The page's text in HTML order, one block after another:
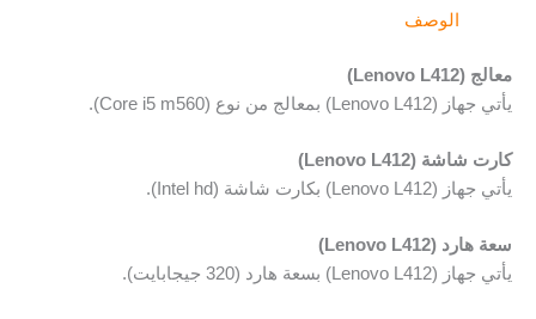
الوصف
معالج (Lenovo L412)
يأتي جهاز (Lenovo L412) بمعالج من نوع (Core i5 m560).
كارت شاشة (Lenovo L412)
يأتي جهاز (Lenovo L412) بكارت شاشة (Intel hd).
سعة هارد (Lenovo L412)
يأتي جهاز (Lenovo L412) بسعة هارد (320 جيجابايت).